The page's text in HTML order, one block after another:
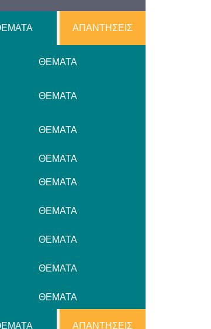
ΑΠΑΝΤΗΣΕΙΣ
ΘΕΜΑΤΑ
ΘΕΜΑΤΑ
ΘΕΜΑΤΑ
ΘΕΜΑΤΑ
ΘΕΜΑΤΑ
ΘΕΜΑΤΑ
ΘΕΜΑΤΑ
ΘΕΜΑΤΑ
ΘΕΜΑΤΑ
ΑΠΑΝΤΗΣΕΙΣ